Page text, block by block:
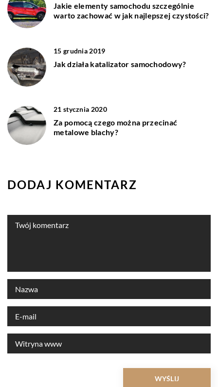
Jakie elementy samochodu szczególnie
warto zachować w jak najlepszej czystości?
15 grudnia 2019
Jak działa katalizator samochodowy?
21 stycznia 2020
Za pomocą czego można przecinać
metalowe blachy?
DODAJ KOMENTARZ